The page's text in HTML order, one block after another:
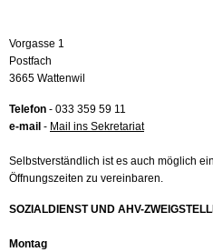
Vorgasse 1
Postfach
3665 Wattenwil
Telefon - 033 359 59 11
e-mail - Mail ins Sekretariat
Selbstverständlich ist es auch möglich
Öffnungszeiten zu vereinbaren.
SOZIALDIENST UND AHV-
Montag